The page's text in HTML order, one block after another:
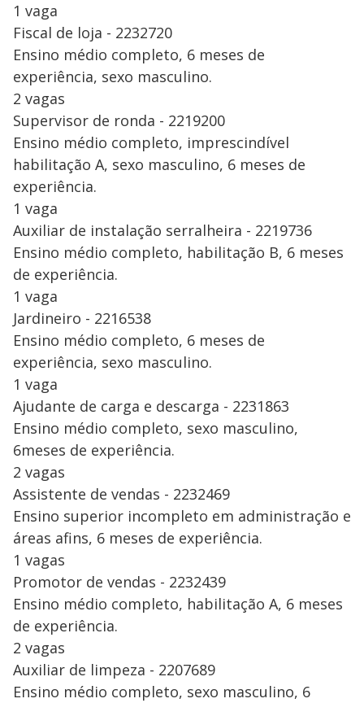
1 vaga
Fiscal de loja - 2232720
Ensino médio completo, 6 meses de
experiência, sexo masculino.
2 vagas
Supervisor de ronda - 2219200
Ensino médio completo, imprescindível
habilitação A, sexo masculino, 6 meses de
experiência.
1 vaga
Auxiliar de instalação serralheira - 2219736
Ensino médio completo, habilitação B, 6 meses
de experiência.
1 vaga
Jardineiro - 2216538
Ensino médio completo, 6 meses de
experiência, sexo masculino.
1 vaga
Ajudante de carga e descarga - 2231863
Ensino médio completo, sexo masculino,
6meses de experiência.
2 vagas
Assistente de vendas - 2232469
Ensino superior incompleto em administração e
áreas afins, 6 meses de experiência.
1 vagas
Promotor de vendas - 2232439
Ensino médio completo, habilitação A, 6 meses
de experiência.
2 vagas
Auxiliar de limpeza - 2207689
Ensino médio completo, sexo masculino, 6